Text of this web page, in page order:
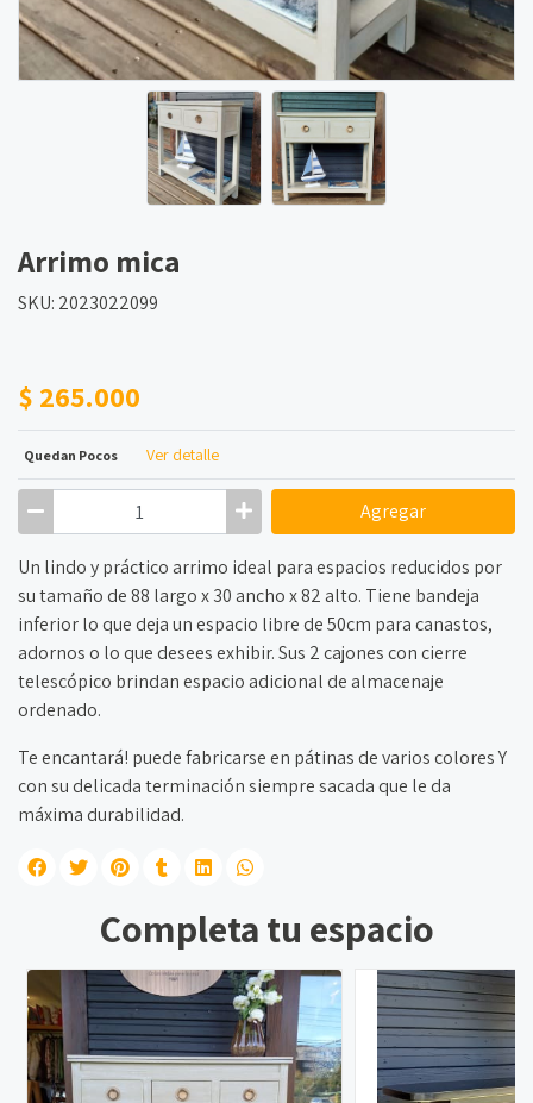
Arrimo mica
SKU: 2023022099
$ 265.000
Quedan Pocos Ver detalle
Agregar
Un lindo y práctico arrimo ideal para espacios reducidos por
su tamaño de 88 largo x 30 ancho x 82 alto. Tiene bandeja
inferior lo que deja un espacio libre de 50cm para canastos,
adornos o lo que desees exhibir. Sus 2 cajones con cierre
telescópico brindan espacio adicional de almacenaje
ordenado.
Te encantará! puede fabricarse en pátinas de varios colores Y
con su delicada terminación siempre sacada que le da
máxima durabilidad.
Completa tu espacio